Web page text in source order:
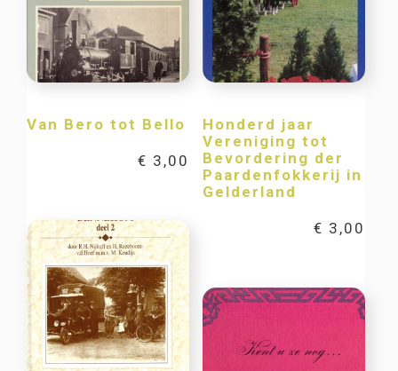
Van Bero tot Bello
€ 3,00
Honderd jaar
Vereniging tot
Bevordering der
Paardenfokkerij in
Gelderland
€ 3,00